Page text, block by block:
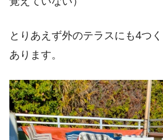
とりあえず外のテラスにも4つ
あります。